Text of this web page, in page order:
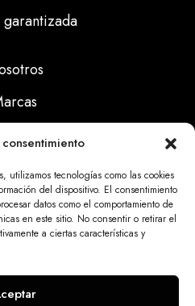
utilizamos tecnologías como las cookies
del dispositivo. El consentimiento
datos como el comportamiento de
en este sitio. No consentir o retirar el
a ciertas características y
Legal
Cookies